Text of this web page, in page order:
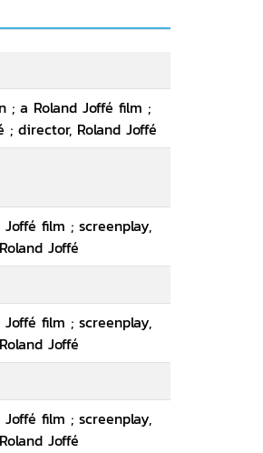
a Roland Joffé film ;
; director, Roland Joffé
film ; screenplay,
Joffé
film ; screenplay,
Joffé
film ; screenplay,
Joffé